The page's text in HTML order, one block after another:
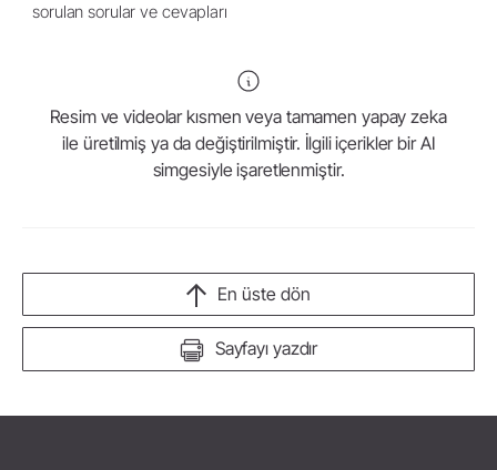
sorulan sorular ve cevapları
Resim ve videolar kısmen veya tamamen yapay zeka
ile üretilmiş ya da değiştirilmiştir. İlgili içerikler bir AI
simgesiyle işaretlenmiştir.
Sayfayı yazdır
En üste dön